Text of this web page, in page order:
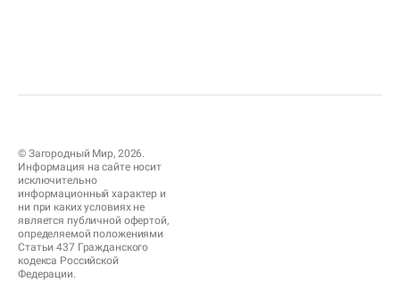
© Загородный Мир, 2026.
Информация на сайте носит
исключительно
информационный характер и
ни при каких условиях не
является публичной офертой,
определяемой положениями
Статьи 437 Гражданского
кодекса Российской
Федерации.